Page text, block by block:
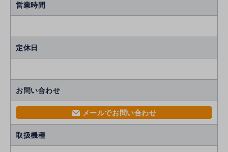
営業時間
定休日
お問い合わせ
mail メールでお問い合わせ
取扱機種